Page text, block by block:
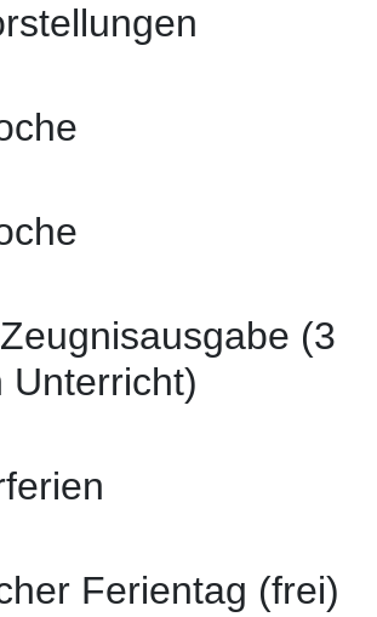
(3
Unterricht)
Ferientag (frei)